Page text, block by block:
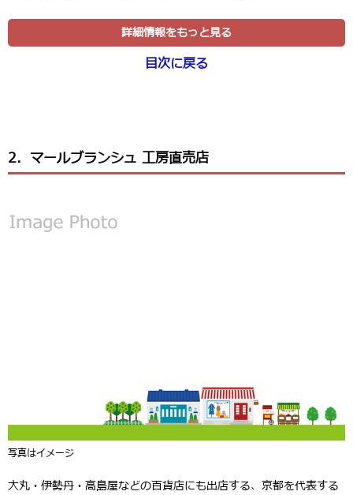
詳細情報をもっと見る
目次に戻る
2．マールブランシュ 工房直売店
写真はイメージ
大丸・伊勢丹・高島屋などの百貨店にも出店する、京都を代表する